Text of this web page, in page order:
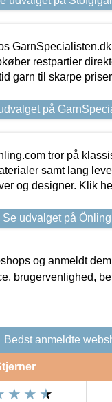
restpartier
garn til skarpe
på
tror på
samt lang
og designer. Klik
Se udvalget på
og anmeldt
brugervenlighed,
Bedst anmeldte